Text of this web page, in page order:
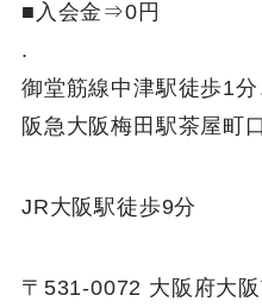
■入会金⇒0円
.
御堂筋線中津駅徒歩1分
阪急大阪梅田駅茶屋町
JR大阪駅徒歩9分
〒531-0072 大阪府大